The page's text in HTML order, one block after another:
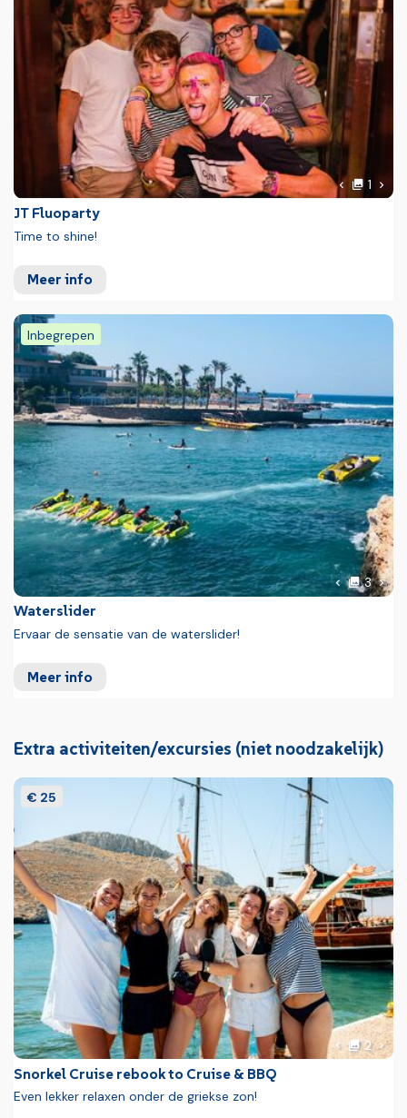
JT Fluoparty
Time to shine!
Meer info
Vorige foto
1 Foto
Waterslider
Ervaar de sensatie van de waterslider!
Meer info
Inbegrepen
Vorige foto
3
Extra activiteiten/excursies (niet noodzakelijk)
Snorkel Cruise rebook to Cruise & BBQ
Even lekker relaxen onder de griekse zon!
€ 25
Vorige foto
2